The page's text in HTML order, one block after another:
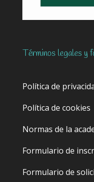
Términos legales y
Política de
Política de cookies
Normas de la
Formulario de
Formulario de